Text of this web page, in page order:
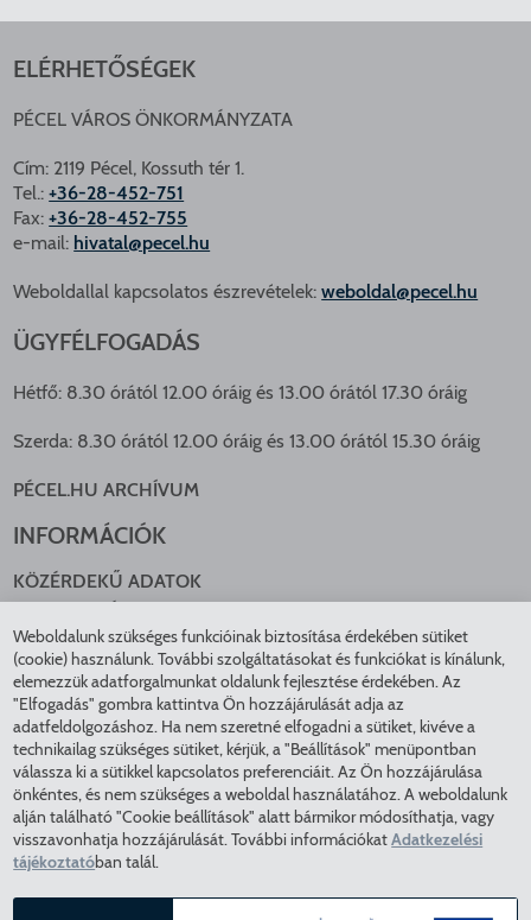
ELÉRHETŐSÉGEK
PÉCEL VÁROS ÖNKORMÁNYZATA
Cím: 2119 Pécel, Kossuth tér 1.
Tel.:+36-28-452-751
Fax:+36-28-452-755
e-mail: hivatal@pecel.hu
Weboldallal kapcsolatos észrevételek:weboldal@pecel.hu
ÜGYFÉLFOGADÁS
Hétfő: 8.30 órától 12.00 óráig és 13.00 órától 17.30 óráig
Szerda: 8.30 órától 12.00 óráig és 13.00 órától 15.30 óráig
PÉCEL.HU ARCHÍVUM
INFORMÁCIÓK
KÖZÉRDEKŰ ADATOK
KÖZLEKEDÉS
ADATKEZELÉS
ÁTLÁTHATÓ ÖNKORMÁNYZAT
COOKIE BEÁLLÍTÁSOK
INTÉZMÉNYEK
EGÉSZSÉGÜGY
KÖZMŰSZOLGÁLTATÓK
RENDVÉDELEM
VÁROSÜZEMELTETÉS
Weboldalunk szükséges funkcióinak biztosítása érdekében sütiket
(cookie) használunk. További szolgáltatásokat és funkciókat is kínálunk,
elemezzük adatforgalmunkat oldalunk fejlesztése érdekében. Az
"Elfogadás" gombra kattintva Ön hozzájárulását adja az
adatfeldolgozáshoz. Ha nem szeretné elfogadni a sütiket, kivéve a
technikailag szükséges sütiket, kérjük, a "Beállítások" menüpontban
válassza ki a sütikkel kapcsolatos preferenciáit. Az Ön hozzájárulása
önkéntes, és nem szükséges a weboldal használatához. A weboldalunk
alján található "Cookie beállítások" alatt bármikor módosíthatja, vagy
visszavonhatja hozzájárulását. További információkatAdatkezelési
tájékoztatóban talál.